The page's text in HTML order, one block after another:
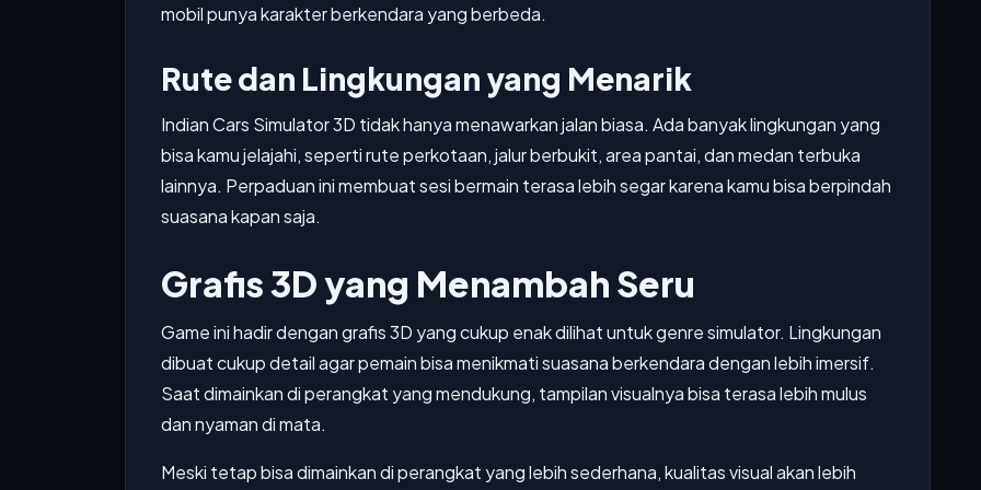
mobil punya karakter berkendara yang berbeda.
Rute dan Lingkungan yang Menarik
Indian Cars Simulator 3D tidak hanya menawarkan jalan biasa. Ada banyak lingkungan yang
bisa kamu jelajahi, seperti rute perkotaan, jalur berbukit, area pantai, dan medan terbuka
lainnya. Perpaduan ini membuat sesi bermain terasa lebih segar karena kamu bisa berpindah
suasana kapan saja.
Grafis 3D yang Menambah Seru
Game ini hadir dengan grafis 3D yang cukup enak dilihat untuk genre simulator. Lingkungan
dibuat cukup detail agar pemain bisa menikmati suasana berkendara dengan lebih imersif.
Saat dimainkan di perangkat yang mendukung, tampilan visualnya bisa terasa lebih mulus
dan nyaman di mata.
Meski tetap bisa dimainkan di perangkat yang lebih sederhana, kualitas visual akan lebih